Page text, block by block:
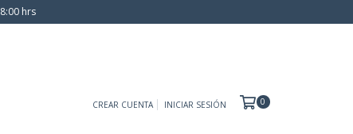
hrs
CREAR CUENTA INICIAR SESIÓN 0